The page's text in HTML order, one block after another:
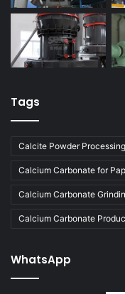
Tags
Calcite Powder Processing
Calcium Carbonate for
Calcium Carbonate
Calcium Carbonate
WhatsApp